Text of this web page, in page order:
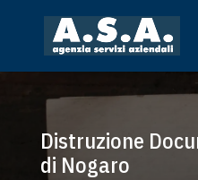
Distruzione
di Nogaro